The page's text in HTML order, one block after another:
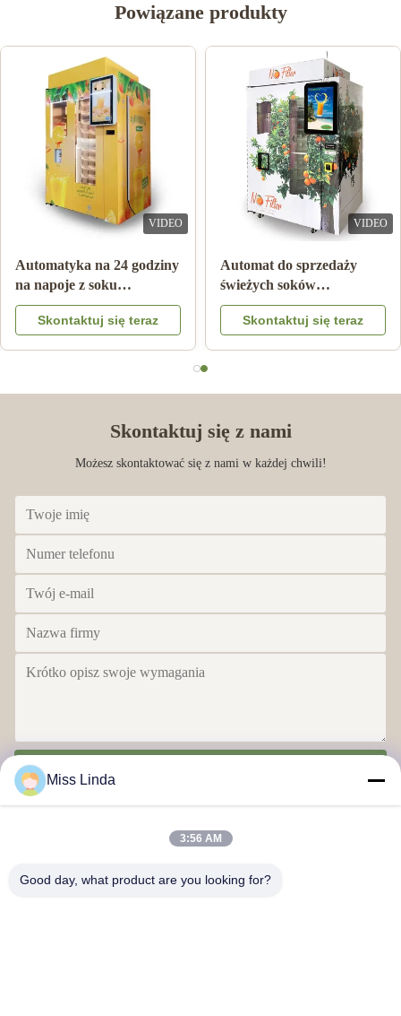
Powiązane produkty
VIDEO
Double Tank Ice Slush
Machine Mrożony napój
Napój Mleko Koktajl
owocowy
Skontaktuj się teraz
VIDEO
Uwaga Płatność Automat z
sokiem pomarańczowym z
systemem chłodzenia
Skontaktuj się teraz
Skontaktuj się z nami
Możesz skontaktować się z nami w każdej chwili!
Miss Linda
3:56 AM
Good day, what product are you looking for?